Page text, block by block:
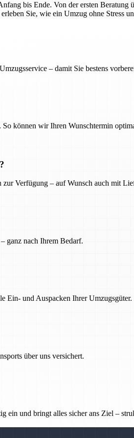
bis Ende. Von der ersten
Sie, wie ein Umzug ohne Stress
– damit Sie bestens
können wir Ihren Wunschtermin
Verfügung – auf Wunsch auch mit
ganz nach Ihrem Bedarf.
Ein- und Auspacken Ihrer Umzugsgüter.
über uns versichert.
ein und bringt alles sicher ans Ziel –